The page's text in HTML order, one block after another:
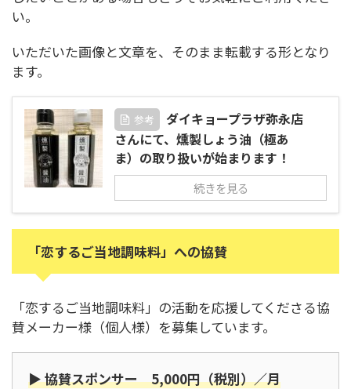
い。
いただいた画像と文章を、そのまま転載する形となり
ます。
参考
ダイキョープラザ弥永店
さんにて、燻製しょう油（極あ
ま）の取り扱いが始まります！
続きを見る
「恋するご当地調味料」への協賛
「恋するご当地調味料」の活動を応援してくださる協
賛メーカー様（個人様）を募集しています。
▶ 協賛スポンサー 5,000円（税別）／月